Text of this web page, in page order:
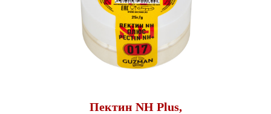
Пектин NH Plus,